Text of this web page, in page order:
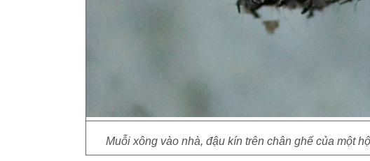
Muỗi xông vào nhà, đậu kín trên chân ghế của một